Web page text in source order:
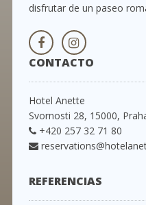
disfrutar de un paseo
CONTACTO
Hotel Anette
Svornosti 28, 15000,
+420 257 32 71 80
REFERENCIAS